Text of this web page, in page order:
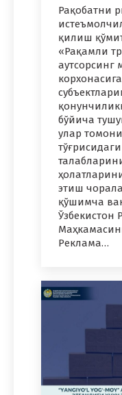
Рақобатни
қилиш
«Рақамли
аутсорсинг
бўйича
улар
этиш
қўшимча
Ўзбекистон
Реклама…